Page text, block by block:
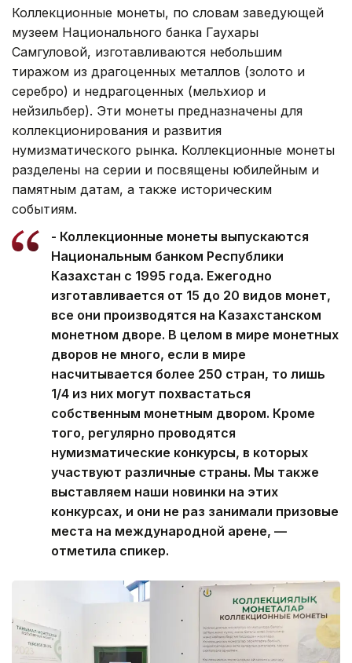
Коллекционные монеты, по словам заведующей
музеем Национального банка Гаухары
Самгуловой, изготавливаются небольшим
тиражом из драгоценных металлов (золото и
серебро) и недрагоценных (мельхиор и
нейзильбер). Эти монеты предназначены для
коллекционирования и развития
нумизматического рынка. Коллекционные монеты
разделены на серии и посвящены юбилейным и
памятным датам, а также историческим
событиям.
- Коллекционные монеты выпускаются
Национальным банком Республики
Казахстан с 1995 года. Ежегодно
изготавливается от 15 до 20 видов монет,
все они производятся на Казахстанском
монетном дворе. В целом в мире монетных
дворов не много, если в мире
насчитывается более 250 стран, то лишь
1/4 из них могут похвастаться
собственным монетным двором. Кроме
того, регулярно проводятся
нумизматические конкурсы, в которых
участвуют различные страны. Мы также
выставляем наши новинки на этих
конкурсах, и они не раз занимали призовые
места на международной арене, —
отметила спикер.